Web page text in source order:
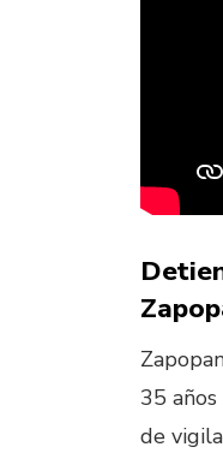
35
de